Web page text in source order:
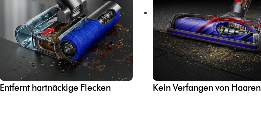
Entfernt hartnäckige Flecken Kein Verfangen von Haaren